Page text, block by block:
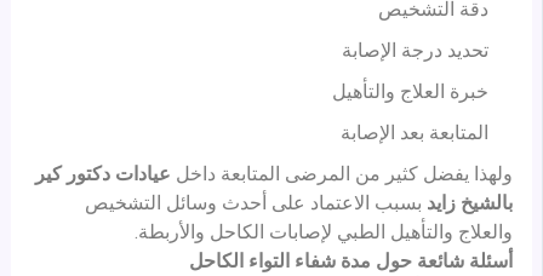
دقة التشخيص
تحديد درجة الإصابة
خبرة العلاج والتأهيل
المتابعة بعد الإصابة
ولهذا يفضل كثير من المرضى المتابعة داخل عيادات دكتور كير
بالشيخ زايد بسبب الاعتماد على أحدث وسائل التشخيص
والعلاج والتأهيل الطبي لإصابات الكاحل والأربطة.
أسئلة شائعة حول مدة شفاء التواء الكاحل